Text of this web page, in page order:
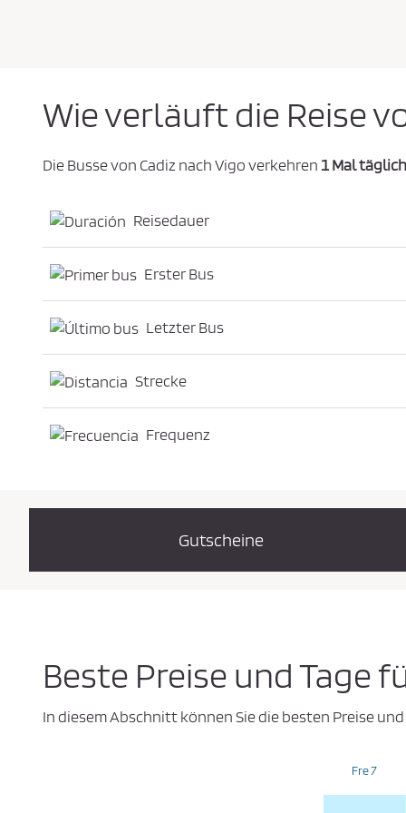
e
z
u
i
m
*
Wie verläuft die Reise
Die Busse von Cadiz nach Vigo verkehren 1 Mal täglich
Reisedauer
Erster Bus
Letzter Bus
Strecke
Frequenz
Gutscheine
Beste Preise und Tage
In diesem Abschnitt können Sie die besten Preise
Fre 7